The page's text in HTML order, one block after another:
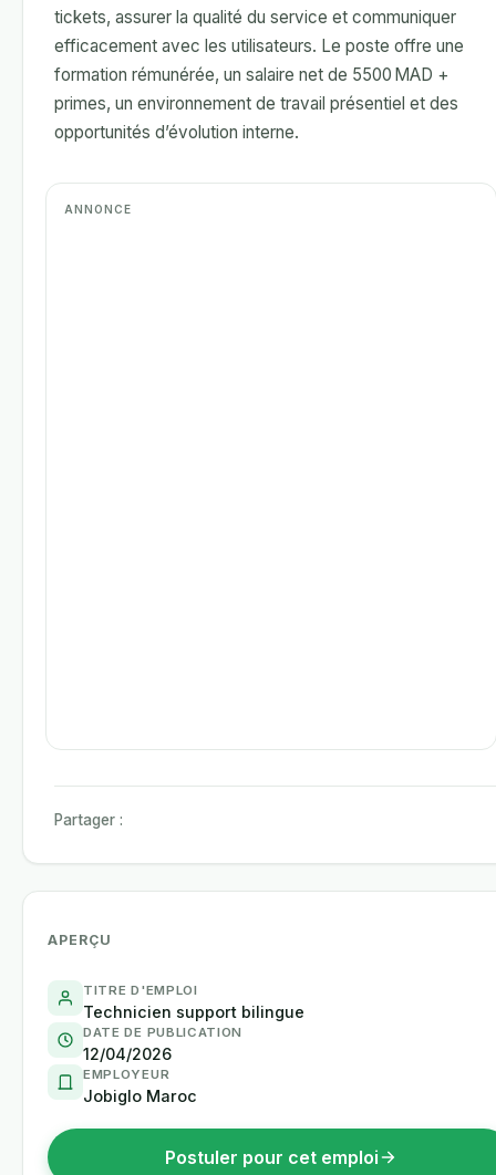
tickets, assurer la qualité du service et communiquer
efficacement avec les utilisateurs. Le poste offre une
formation rémunérée, un salaire net de 5500 MAD +
primes, un environnement de travail présentiel et des
opportunités d’évolution interne.
Partager :
APERÇU
TITRE D'EMPLOI
Technicien support bilingue
DATE DE PUBLICATION
12/04/2026
EMPLOYEUR
Jobiglo Maroc
Postuler pour cet emploi